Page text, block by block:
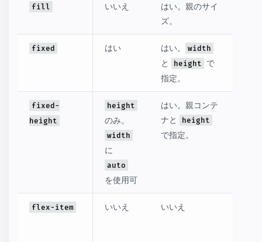
fill いいえ
はい。親のサイ
ズ。
fixed はい はい。 width
と height
で
指定。
fixed-
height
height
のみ。
width
に
auto
を使用可
はい。親コンテ
ナと
height
で指定。
flex-item いいえ いいえ